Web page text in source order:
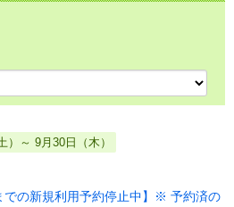
）～ 9月30日（木）
での新規利用予約停止中】※ 予約済の